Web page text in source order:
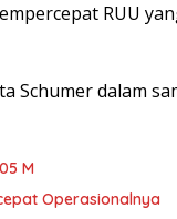
RUU
Schumer dalam
M
Operasionalnya